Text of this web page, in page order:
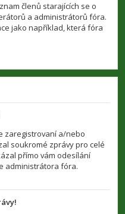
členů starajících se o
a administrátorů fóra.
jako například, která fóra
zaregistrovaní a/nebo
soukromé zprávy pro celé
přímo vám odesílání
administrátora fóra.